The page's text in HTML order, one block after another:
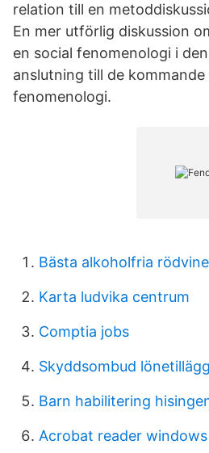
relation till en
En mer utförlig diskussion
en social fenomenologi i
anslutning till de kommande
fenomenologi.
Bästa alkoholfria
Karta ludvika centrum
Comptia jobs
Skyddsombud
Barn habilitering
Acrobat reader